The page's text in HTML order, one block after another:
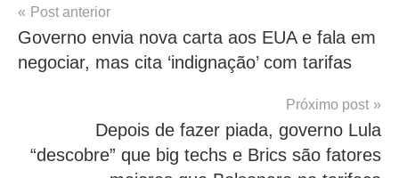
Navegação
de
Post
Post anterior
Governo envia nova carta aos EUA e fala em
negociar, mas cita ‘indignação’ com tarifas
Próximo post
Depois de fazer piada, governo Lula
“descobre” que big techs e Brics são fatores